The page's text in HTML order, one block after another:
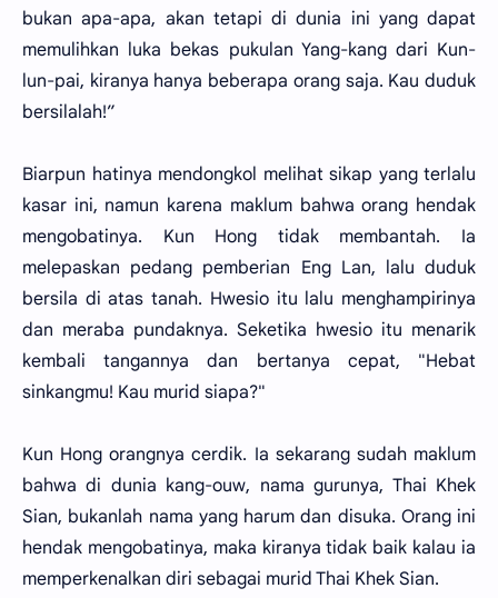
bukan apa-apa, akan tetapi di dunia ini yang dapat
memulihkan luka bekas pukulan Yang-kang dari Kun-
lun-pai, kiranya hanya beberapa orang saja. Kau duduk
bersilalah!”
Biarpun hatinya mendongkol melihat sikap yang terlalu
kasar ini, namun karena maklum bahwa orang hendak
mengobatinya. Kun Hong tidak membantah. Ia
melepaskan pedang pemberian Eng Lan, lalu duduk
bersila di atas tanah. Hwesio itu lalu menghampirinya
dan meraba pundaknya. Seketika hwesio itu menarik
kembali tangannya dan bertanya cepat, "Hebat
sinkangmu! Kau murid siapa?"
Kun Hong orangnya cerdik. Ia sekarang sudah maklum
bahwa di dunia kang-ouw, nama gurunya, Thai Khek
Sian, bukanlah nama yang harum dan disuka. Orang ini
hendak mengobatinya, maka kiranya tidak baik kalau ia
memperkenalkan diri sebagai murid Thai Khek Sian.